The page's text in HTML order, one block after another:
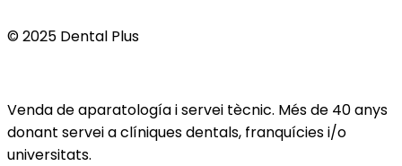
© 2025 Dental Plus
Venda de aparatología i servei tècnic. Més de 40 anys
donant servei a clíniques dentals, franquícies i/o
universitats.